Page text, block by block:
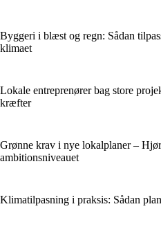
Byggeri i blæst og regn: Sådan
klimaet
Lokale entreprenører bag store
kræfter
Grønne krav i nye lokalplaner –
ambitionsniveauet
Klimatilpasning i praksis: Sådan